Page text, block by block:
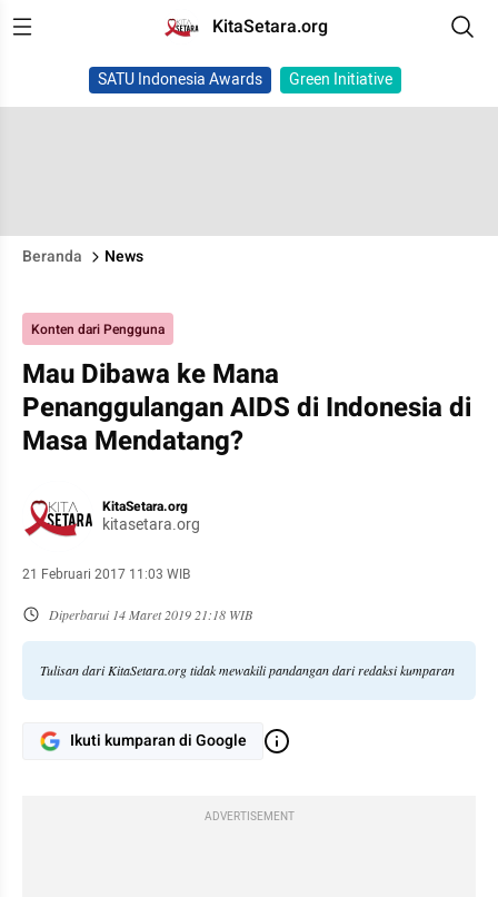
KitaSetara.org
SATU Indonesia Awards Green Initiative
Beranda News
Konten dari Pengguna
Mau Dibawa ke Mana
Penanggulangan AIDS di Indonesia di
Masa Mendatang?
KitaSetara.org
kitasetara.org
21 Februari 2017 11:03 WIB
Diperbarui 14 Maret 2019 21:18 WIB
Tulisan dari KitaSetara.org tidak mewakili pandangan dari redaksi kumparan
Ikuti kumparan di Google
ADVERTISEMENT